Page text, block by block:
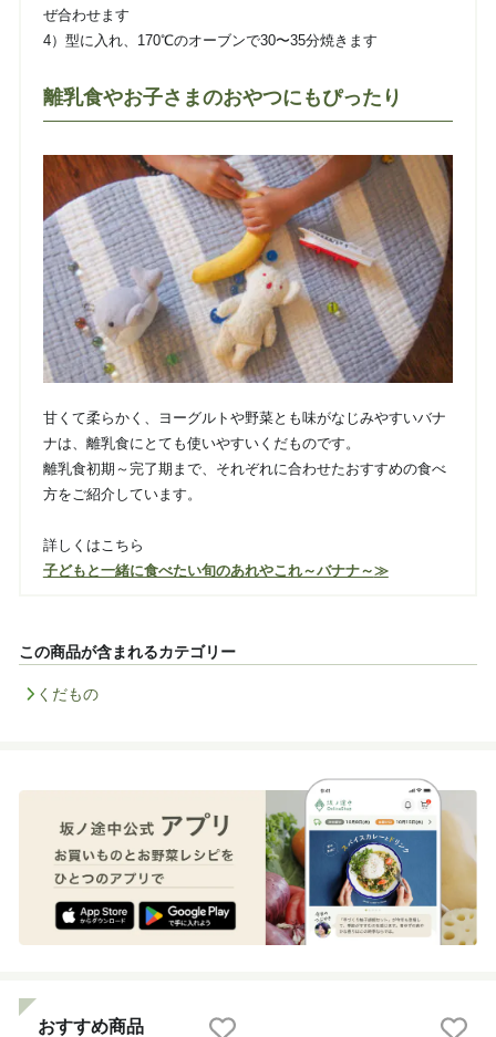
ぜ合わせます
4）型に入れ、170℃のオーブンで30〜35分焼きます
離乳食やお子さまのおやつにもぴったり
甘くて柔らかく、ヨーグルトや野菜とも味がなじみやすいバナ
ナは、離乳食にとても使いやすいくだものです。
離乳食初期～完了期まで、それぞれに合わせたおすすめの食べ
方をご紹介しています。
詳しくはこちら
子どもと一緒に食べたい旬のあれやこれ～バナナ～≫
この商品が含まれるカテゴリー
くだもの
おすすめ商品